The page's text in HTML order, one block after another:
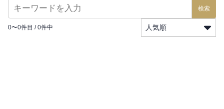
検索
0〜0件目 / 0件中 人気順